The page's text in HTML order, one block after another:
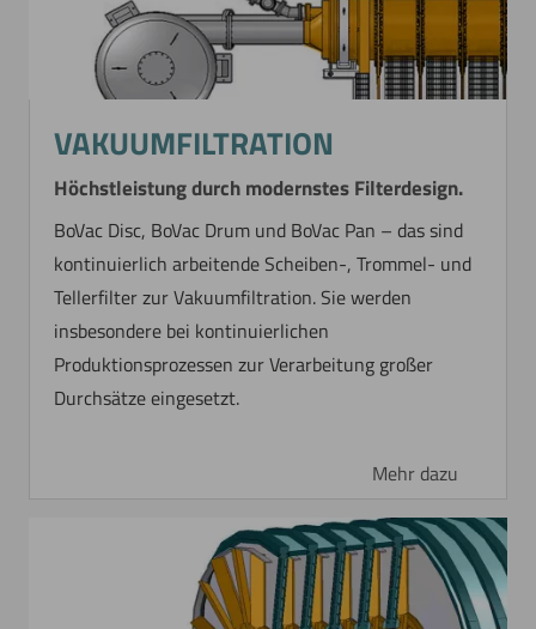
VAKUUMFILTRATION
Höchstleistung durch modernstes Filterdesign.
BoVac Disc, BoVac Drum und BoVac Pan – das sind
kontinuierlich arbeitende Scheiben-, Trommel- und
Tellerfilter zur Vakuumfiltration. Sie werden
insbesondere bei kontinuierlichen
Produktionsprozessen zur Verarbeitung großer
Durchsätze eingesetzt.
Mehr dazu